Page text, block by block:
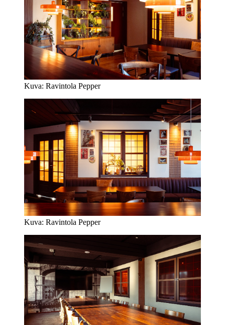
Kuva: Ravintola Pepper
Kuva: Ravintola Pepper